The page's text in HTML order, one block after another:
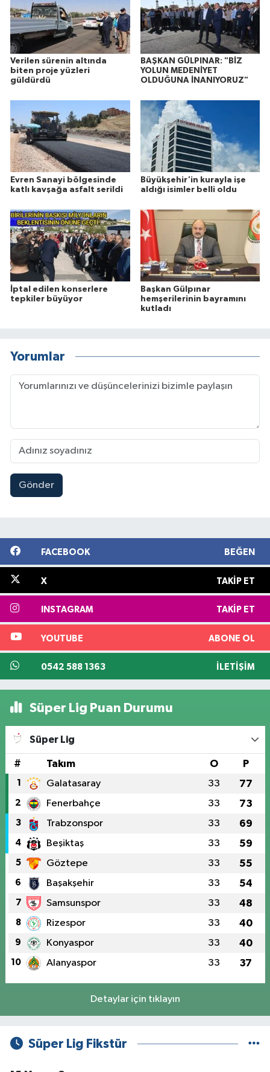
Verilen sürenin altında
biten proje yüzleri
güldürdü
BAŞKAN GÜLPINAR: "BİZ
YOLUN MEDENİYET
OLDUĞUNA İNANIYORUZ"
Evren Sanayi bölgesinde
katlı kavşağa asfalt serildi
Büyükşehir'in kurayla işe
aldığı isimler belli oldu
İptal edilen konserlere
tepkiler büyüyor
Başkan Gülpınar
hemşerilerinin bayramını
kutladı
Yorumlar
Gönder
FACEBOOK BEĞEN
X TAKIP ET
INSTAGRAM TAKIP ET
YOUTUBE ABONE OL
0542 588 1363 İLETIŞIM
Süper Lig Puan Durumu
Süper Lig
# Takım O P
1 Galatasaray 33 77
2 Fenerbahçe 33 73
3 Trabzonspor 33 69
4 Beşiktaş 33 59
5 Göztepe 33 55
6 Başakşehir 33 54
7 Samsunspor 33 48
8 Rizespor 33 40
9 Konyaspor 33 40
10 Alanyaspor 33 37
Detaylar için tıklayın
Süper Lig Fikstür